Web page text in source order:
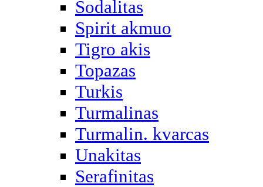
Sodalitas
Spirit akmuo
Tigro akis
Topazas
Turkis
Turmalinas
Turmalin. kvarcas
Unakitas
Serafinitas